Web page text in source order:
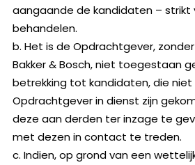
aangaande de kandidaten – strikt
behandelen.
b. Het is de Opdrachtgever,
Bakker & Bosch, niet toegestaan
betrekking tot kandidaten, die niet
Opdrachtgever in dienst zijn
deze aan derden ter inzage te
met dezen in contact te treden.
c. Indien, op grond van een